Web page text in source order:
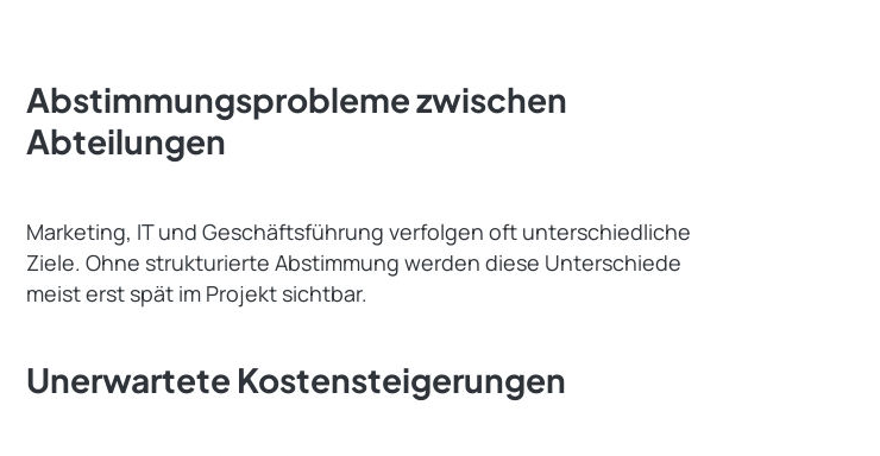
Abstimmungsprobleme zwischen
Abteilungen
Marketing, IT und Geschäftsführung verfolgen oft unterschiedliche
Ziele. Ohne strukturierte Abstimmung werden diese Unterschiede
meist erst spät im Projekt sichtbar.
Unerwartete Kostensteigerungen